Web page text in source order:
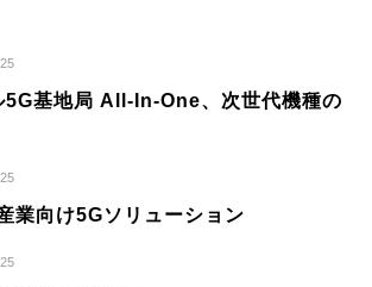
5G基地局 All-In-One、次世代機種の
業向け5Gソリューション